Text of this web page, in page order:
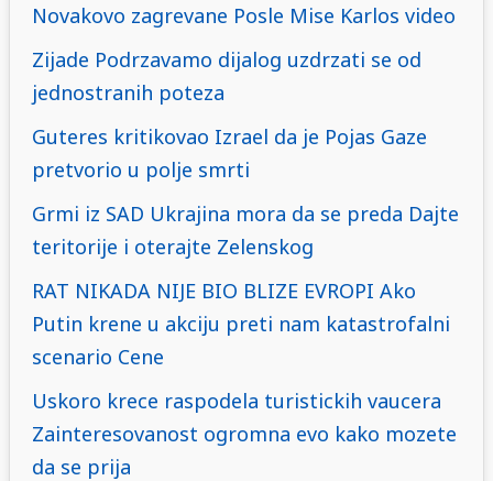
Novakovo zagrevane Posle Mise Karlos video
Zijade Podrzavamo dijalog uzdrzati se od
jednostranih poteza
Guteres kritikovao Izrael da je Pojas Gaze
pretvorio u polje smrti
Grmi iz SAD Ukrajina mora da se preda Dajte
teritorije i oterajte Zelenskog
RAT NIKADA NIJE BIO BLIZE EVROPI Ako
Putin krene u akciju preti nam katastrofalni
scenario Cene
Uskoro krece raspodela turistickih vaucera
Zainteresovanost ogromna evo kako mozete
da se prija